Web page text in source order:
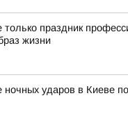
праздник
жизни
ночных ударов в Киеве